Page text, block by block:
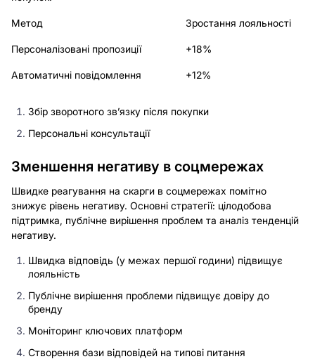
Метод Зростання лояльності
Персоналізовані пропозиції +18%
Автоматичні повідомлення +12%
Збір зворотного зв’язку після покупки
Персональні консультації
Зменшення негативу в соцмережах
Швидке реагування на скарги в соцмережах помітно
знижує рівень негативу. Основні стратегії: цілодобова
підтримка, публічне вирішення проблем та аналіз тенденцій
негативу.
Швидка відповідь (у межах першої години) підвищує
лояльність
Публічне вирішення проблеми підвищує довіру до
бренду
Моніторинг ключових платформ
Створення бази відповідей на типові питання